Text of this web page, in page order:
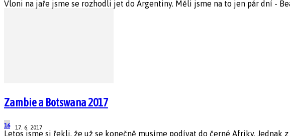
Vloni na jaře jsme se rozhodli jet do Argentiny. Měli jsme na to jen pár dní -
Zambie a Botswana 2017
17. 6. 2017
16
Letos jsme si řekli, že už se konečně musíme podívat do černé Afriky. Jednak